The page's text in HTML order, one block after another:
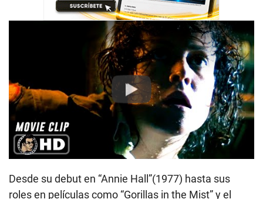
Play
Desde su debut en “Annie Hall”(1977) hasta sus
roles en películas como “Gorillas in the Mist” y el